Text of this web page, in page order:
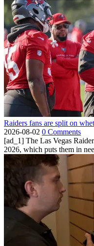
Raiders fans are split on
2026-08-02 0 Comments
[ad_1] The Las Vegas
2026, which puts them in